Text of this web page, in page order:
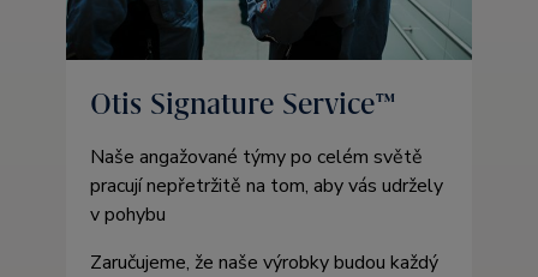
Otis Signature Service™
Naše angažované týmy po celém světě
pracují nepřetržitě na tom, aby vás udržely
v pohybu
Zaručujeme, že naše výrobky budou každý